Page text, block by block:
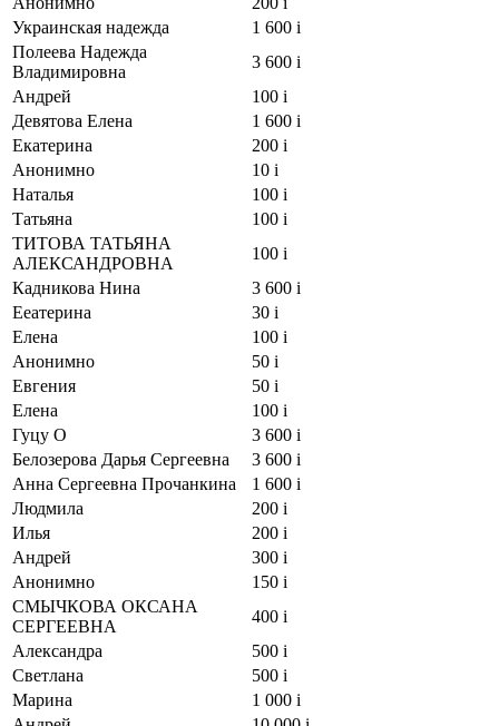
Украинская надежда
1 600 i
Полеева Надежда
Владимировна
3 600 i
Андрей
100 i
Девятова Елена
1 600 i
Екатерина
200 i
Анонимно
10 i
Наталья
100 i
Татьяна
100 i
ТИТОВА ТАТЬЯНА
АЛЕКСАНДРОВНА
100 i
Кадникова Нина
3 600 i
Ееатерина
30 i
Елена
100 i
Анонимно
50 i
Евгения
50 i
Елена
100 i
Гуцу О
3 600 i
Белозерова Дарья Сергеевна
3 600 i
Анна Сергеевна Прочанкина
1 600 i
Людмила
200 i
Илья
200 i
Андрей
300 i
Анонимно
150 i
СМЫЧКОВА ОКСАНА
СЕРГЕЕВНА
400 i
Александра
500 i
Светлана
500 i
Марина
1 000 i